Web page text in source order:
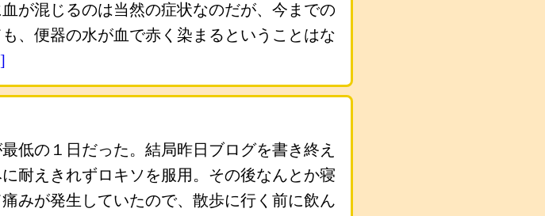
が混じるのは当然の症状なのだが、今までの
、便器の水が血で赤く染まるということはな
低の１日だった。結局昨日ブログを書き終え
耐えきれずロキソを服用。その後なんとか寝
みが発生していたので、散歩に行く前に飲ん